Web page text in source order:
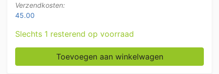
Verzendkosten:
45.00
Slechts 1 resterend op voorraad
RVS Elektrische vulbus stopbus worstvuller 15 liter
Toevoegen aan winkelwagen